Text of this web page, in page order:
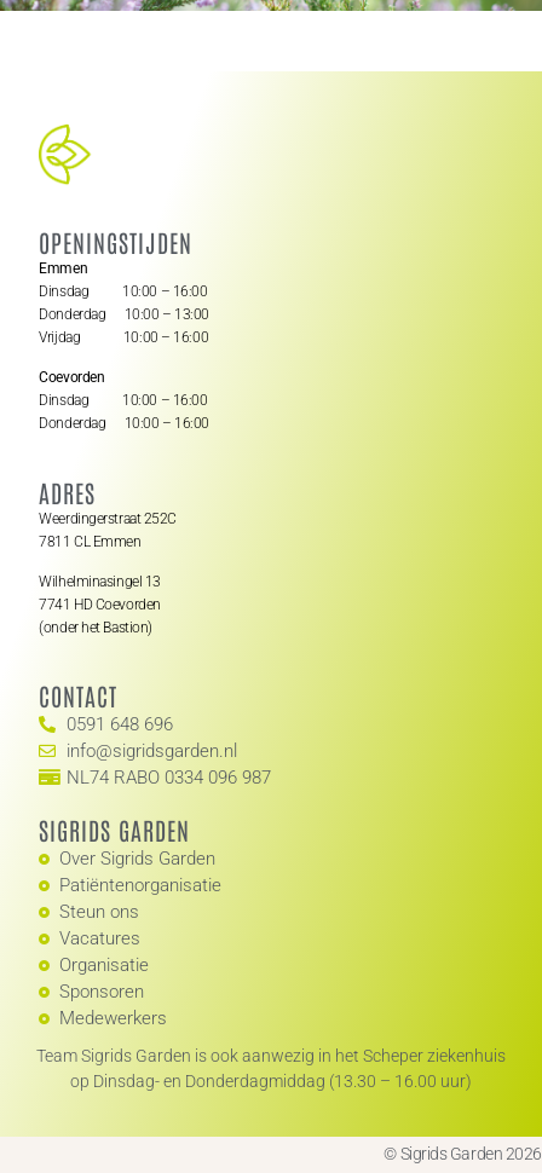
OPENINGSTIJDEN
Emmen
Dinsdag 10:00 – 16:00
Donderdag 10:00 – 13:00
Vrijdag 10:00 – 16:00
Coevorden
Dinsdag 10:00 – 16:00
Donderdag 10:00 – 16:00
ADRES
Weerdingerstraat 252C
7811 CL Emmen
Wilhelminasingel 13
7741 HD Coevorden
(onder het Bastion)
CONTACT
0591 648 696
info@sigridsgarden.nl
NL74 RABO 0334 096 987
SIGRIDS GARDEN
Over Sigrids Garden
Patiëntenorganisatie
Steun ons
Vacatures
Organisatie
Sponsoren
Medewerkers
Team Sigrids Garden is ook aanwezig in het Scheper ziekenhuis
op Dinsdag- en Donderdagmiddag (13.30 – 16.00 uur)
© Sigrids Garden 2026